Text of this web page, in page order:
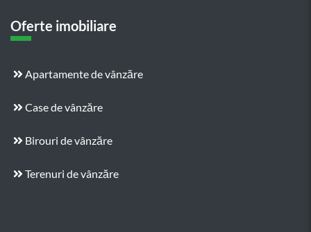
Oferte imobiliare
Apartamente de vânzăre
Case de vânzăre
Birouri de vânzăre
Terenuri de vânzăre